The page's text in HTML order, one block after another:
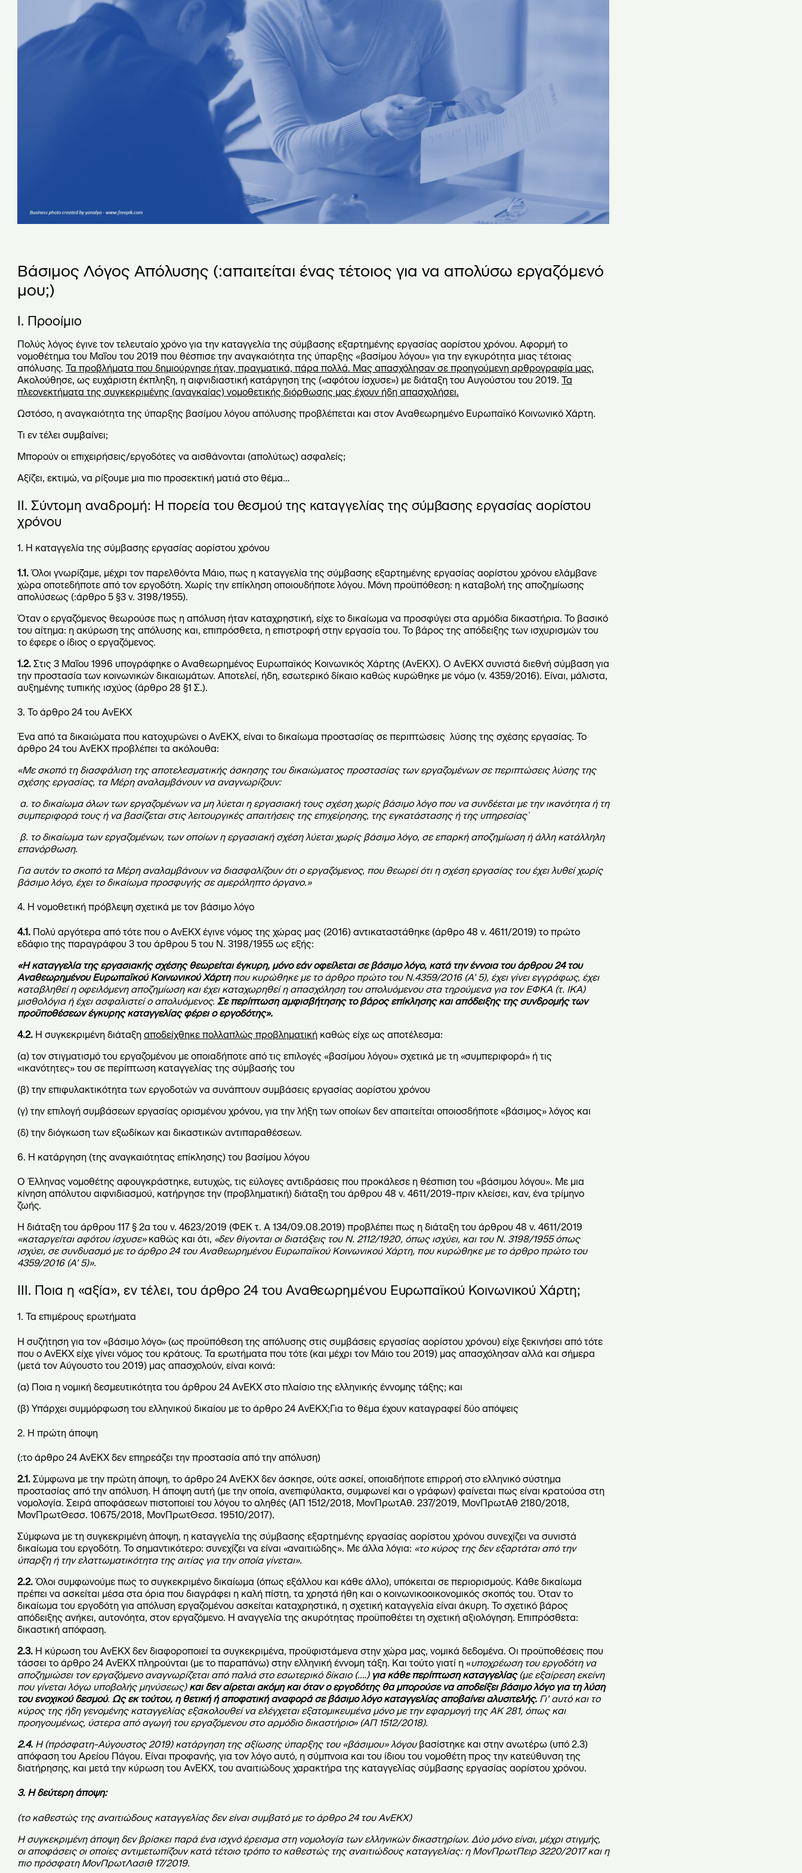
Βάσιμος Λόγος Απόλυσης (:απαιτείται ένας τέτοιος για να απολύσω εργαζόμενό
μου;)
Ι. Προοίμιο
Πολύς λόγος έγινε τον τελευταίο χρόνο για την καταγγελία της σύμβασης εξαρτημένης εργασίας αορίστου χρόνου. Αφορμή το
νομοθέτημα του Μαΐου του 2019 που θέσπισε την αναγκαιότητα της ύπαρξης «βασίμου λόγου» για την εγκυρότητα μιας τέτοιας
απόλυσης. Τα προβλήματα που δημιούργησε ήταν, πραγματικά, πάρα πολλά. Μας απασχόλησαν σε προηγούμενη αρθρογραφία μας.
Ακολούθησε, ως ευχάριστη έκπληξη, η αιφνιδιαστική κατάργηση της («αφότου ίσχυσε») με διάταξη του Αυγούστου του 2019. Τα
πλεονεκτήματα της συγκεκριμένης (αναγκαίας) νομοθετικής διόρθωσης μας έχουν ήδη απασχολήσει.
Ωστόσο, η αναγκαιότητα της ύπαρξης βασίμου λόγου απόλυσης προβλέπεται και στον Αναθεωρημένο Ευρωπαϊκό Κοινωνικό Χάρτη.
Τι εν τέλει συμβαίνει;
Μπορούν οι επιχειρήσεις/εργοδότες να αισθάνονται (απολύτως) ασφαλείς;
Αξίζει, εκτιμώ, να ρίξουμε μια πιο προσεκτική ματιά στο θέμα…
ΙΙ. Σύντομη αναδρομή: Η πορεία του θεσμού της καταγγελίας της σύμβασης εργασίας αορίστου
χρόνου
1. Η καταγγελία της σύμβασης εργασίας αορίστου χρόνου
1.1.Όλοι γνωρίζαμε, μέχρι τον παρελθόντα Μάιο, πως η καταγγελία της σύμβασης εξαρτημένης εργασίας αορίστου χρόνου ελάμβανε
χώρα οποτεδήποτε από τον εργοδότη. Χωρίς την επίκληση οποιουδήποτε λόγου. Μόνη προϋπόθεση: η καταβολή της αποζημίωσης
απολύσεως (:άρθρο 5 §3 ν. 3198/1955).
Όταν ο εργαζόμενος θεωρούσε πως η απόλυση ήταν καταχρηστική, είχε το δικαίωμα να προσφύγει στα αρμόδια δικαστήρια. Το βασικό
του αίτημα: η ακύρωση της απόλυσης και, επιπρόσθετα, η επιστροφή στην εργασία του. Το βάρος της απόδειξης των ισχυρισμών του
το έφερε ο ίδιος ο εργαζόμενος.
1.2. Στις 3 Μαΐου 1996 υπογράφηκε ο Αναθεωρημένος Ευρωπαϊκός Κοινωνικός Χάρτης (ΑνΕΚΧ). Ο ΑνΕΚΧ συνιστά διεθνή σύμβαση για
την προστασία των κοινωνικών δικαιωμάτων. Αποτελεί, ήδη, εσωτερικό δίκαιο καθώς κυρώθηκε με νόμο (ν. 4359/2016). Είναι, μάλιστα,
αυξημένης τυπικής ισχύος (άρθρο 28 §1 Σ.).
3. Το άρθρο 24 του ΑνΕΚΧ
Ένα από τα δικαιώματα που κατοχυρώνει ο ΑνΕΚΧ, είναι το δικαίωμα προστασίας σε περιπτώσεις λύσης της σχέσης εργασίας. Το
άρθρο 24 του ΑνΕΚΧ προβλέπει τα ακόλουθα:
«Με σκοπό τη διασφάλιση της αποτελεσματικής άσκησης του δικαιώματος προστασίας των εργαζομένων σε περιπτώσεις λύσης της
σχέσης εργασίας, τα Μέρη αναλαμβάνουν να αναγνωρίζουν:
α. το δικαίωμα όλων των εργαζομένων να μη λύεται η εργασιακή τους σχέση χωρίς βάσιμο λόγο που να συνδέεται με την ικανότητα ή τη
συμπεριφορά τους ή να βασίζεται στις λειτουργικές απαιτήσεις της επιχείρησης, της εγκατάστασης ή της υπηρεσίας`
β. το δικαίωμα των εργαζομένων, των οποίων η εργασιακή σχέση λύεται χωρίς βάσιμο λόγο, σε επαρκή αποζημίωση ή άλλη κατάλληλη
επανόρθωση.
Για αυτόν το σκοπό τα Μέρη αναλαμβάνουν να διασφαλίζουν ότι ο εργαζόμενος, που θεωρεί ότι η σχέση εργασίας του έχει λυθεί χωρίς
βάσιμο λόγο, έχει το δικαίωμα προσφυγής σε αμερόληπτο όργανο.»
4. Η νομοθετική πρόβλεψη σχετικά με τον βάσιμο λόγο
4.1.Πολύ αργότερα από τότε που ο ΑνΕΚΧ έγινε νόμος της χώρας μας (2016) αντικαταστάθηκε (άρθρο 48 ν. 4611/2019) το πρώτο
εδάφιο της παραγράφου 3 του άρθρου 5 του Ν. 3198/1955 ως εξής:
«Η καταγγελία της εργασιακής σχέσης θεωρείται έγκυρη, μόνο εάν οφείλεται σε βάσιμο λόγο, κατά την έννοια του άρθρου 24 του
Αναθεωρημένου Ευρωπαϊκού Κοινωνικού Χάρτηπου κυρώθηκε με το άρθρο πρώτο του Ν.4359/2016 (Α’ 5), έχει γίνει εγγράφως, έχει
καταβληθεί η οφειλόμενη αποζημίωση και έχει καταχωρηθεί η απασχόληση του απολυόμενου στα τηρούμενα για τον ΕΦΚΑ (τ. ΙΚΑ)
μισθολόγια ή έχει ασφαλιστεί ο απολυόμενος. Σε περίπτωση αμφισβήτησης το βάρος επίκλησης και απόδειξης της συνδρομής των
προϋποθέσεων έγκυρης καταγγελίας φέρει ο εργοδότης».
4.2. Η συγκεκριμένη διάταξη αποδείχθηκε πολλαπλώς προβληματικήκαθώς είχε ως αποτέλεσμα:
(α) τον στιγματισμό του εργαζομένου με οποιαδήποτε από τις επιλογές «βασίμου λόγου» σχετικά με τη «συμπεριφορά» ή τις
«ικανότητες» του σε περίπτωση καταγγελίας της σύμβασής του
(β) την επιφυλακτικότητα των εργοδοτών να συνάπτουν συμβάσεις εργασίας αορίστου χρόνου
(γ) την επιλογή συμβάσεων εργασίας ορισμένου χρόνου, για την λήξη των οποίων δεν απαιτείται οποιοσδήποτε «βάσιμος» λόγος και
(δ) την διόγκωση των εξωδίκων και δικαστικών αντιπαραθέσεων.
6. Η κατάργηση (της αναγκαιότητας επίκλησης) του βασίμου λόγου
Ο Έλληνας νομοθέτης αφουγκράστηκε, ευτυχώς, τις εύλογες αντιδράσεις που προκάλεσε η θέσπιση του «βάσιμου λόγου». Με μια
κίνηση απόλυτου αιφνιδιασμού, κατήργησε την (προβληματική) διάταξη του άρθρου 48 ν. 4611/2019-πριν κλείσει, καν, ένα τρίμηνο
ζωής.
Η διάταξη του άρθρου 117 § 2α του ν. 4623/2019 (ΦΕΚ τ. Α 134/09.08.2019) προβλέπει πως η διάταξη του άρθρου 48 ν. 4611/2019
«καταργείται αφότου ίσχυσε»καθώς και ότι, «δεν θίγονται οι διατάξεις του Ν. 2112/1920, όπως ισχύει, και του Ν. 3198/1955 όπως
ισχύει, σε συνδυασμό με το άρθρο 24 του Αναθεωρημένου Ευρωπαϊκού Κοινωνικού Χάρτη, που κυρώθηκε με το άρθρο πρώτο του
4359/2016 (Α’ 5)».
ΙΙΙ. Ποια η «αξία», εν τέλει, του άρθρο 24 του Αναθεωρημένου Ευρωπαϊκού Κοινωνικού Χάρτη;
1. Τα επιμέρους ερωτήματα
Η συζήτηση για τον «βάσιμο λόγο» (ως προϋπόθεση της απόλυσης στις συμβάσεις εργασίας αορίστου χρόνου) είχε ξεκινήσει από τότε
που ο ΑνΕΚΧ είχε γίνει νόμος του κράτους. Τα ερωτήματα που τότε (και μέχρι τον Μάιο του 2019) μας απασχόλησαν αλλά και σήμερα
(μετά τον Αύγουστο του 2019) μας απασχολούν, είναι κοινά:
(α) Ποια η νομική δεσμευτικότητα του άρθρου 24 ΑνΕΚΧ στο πλαίσιο της ελληνικής έννομης τάξης; και
(β) Υπάρχει συμμόρφωση του ελληνικού δικαίου με το άρθρο 24 ΑνΕΚΧ;Για το θέμα έχουν καταγραφεί δύο απόψεις
2. Η πρώτη άποψη
(:το άρθρο 24 ΑνΕΚΧ δεν επηρεάζει την προστασία από την απόλυση)
2.1.Σύμφωνα με την πρώτη άποψη, το άρθρο 24 ΑνΕΚΧ δεν άσκησε, ούτε ασκεί, οποιαδήποτε επιρροή στο ελληνικό σύστημα
προστασίας από την απόλυση. Η άποψη αυτή (με την οποία, ανεπιφύλακτα, συμφωνεί και ο γράφων) φαίνεται πως είναι κρατούσα στη
νομολογία. Σειρά αποφάσεων πιστοποιεί του λόγου το αληθές (ΑΠ 1512/2018, ΜονΠρωτΑθ. 237/2019, ΜονΠρωτΑθ 2180/2018,
ΜονΠρωτΘεσσ. 10675/2018, ΜονΠρωτΘεσσ. 19510/2017).
Σύμφωνα με τη συγκεκριμένη άποψη, η καταγγελία της σύμβασης εξαρτημένης εργασίας αορίστου χρόνου συνεχίζει να συνιστά
δικαίωμα του εργοδότη. Το σημαντικότερο: συνεχίζει να είναι «αναιτιώδης». Με άλλα λόγια: «το κύρος της δεν εξαρτάται από την
ύπαρξη ή την ελαττωματικότητα της αιτίας για την οποία γίνεται».
2.2.Όλοι συμφωνούμε πως το συγκεκριμένο δικαίωμα (όπως εξάλλου και κάθε άλλο), υπόκειται σε περιορισμούς. Κάθε δικαίωμα
πρέπει να ασκείται μέσα στα όρια που διαγράφει η καλή πίστη, τα χρηστά ήθη και ο κοινωνικοοικονομικός σκοπός του. Όταν το
δικαίωμα του εργοδότη για απόλυση εργαζομένου ασκείται καταχρηστικά, η σχετική καταγγελία είναι άκυρη. Το σχετικό βάρος
απόδειξης ανήκει, αυτονόητα, στον εργαζόμενο. Η αναγγελία της ακυρότητας προϋποθέτει τη σχετική αξιολόγηση. Επιπρόσθετα:
δικαστική απόφαση.
2.3.Η κύρωση του ΑνΕΚΧ δεν διαφοροποιεί τα συγκεκριμένα, προϋφιστάμενα στην χώρα μας, νομικά δεδομένα. Οι προϋποθέσεις που
τάσσει το άρθρο 24 ΑνΕΚΧ πληρούνται (με το παραπάνω) στην ελληνική έννομη τάξη. Και τούτο γιατί η «υποχρέωση του εργοδότη να
αποζημιώσει τον εργαζόμενο αναγνωρίζεται από παλιά στο εσωτερικό δίκαιο (….) για κάθε περίπτωση καταγγελίας(με εξαίρεση εκείνη
που γίνεται λόγω υποβολής μηνύσεως) και δεν αίρεται ακόμη και όταν ο εργοδότης θα μπορούσε να αποδείξει βάσιμο λόγο για τη λύση
του ενοχικού δεσμού. Ως εκ τούτου, η θετική ή αποφατική αναφορά σε βάσιμο λόγο καταγγελίας αποβαίνει αλυσιτελής.Γι’ αυτό και το
κύρος της ήδη γενομένης καταγγελίας εξακολουθεί να ελέγχεται εξατομικευμένα μόνο με την εφαρμογή της ΑΚ 281, όπως και
προηγουμένως, ύστερα από αγωγή του εργαζόμενου στο αρμόδιο δικαστήριο»(ΑΠ 1512/2018).
2.4. Η (πρόσφατη-Αύγουστος 2019) κατάργηση της αξίωσης ύπαρξης του «βάσιμου» λόγου βασίστηκε και στην ανωτέρω (υπό 2.3)
απόφαση του Αρείου Πάγου. Είναι προφανής, για τον λόγο αυτό, η σύμπνοια και του ίδιου του νομοθέτη προς την κατεύθυνση της
διατήρησης, και μετά την κύρωση του ΑνΕΚΧ, του αναιτιώδους χαρακτήρα της καταγγελίας σύμβασης εργασίας αορίστου χρόνου.
3. Η δεύτερη άποψη:
(το καθεστώς της αναιτιώδους καταγγελίας δεν είναι συμβατό με το άρθρο 24 του ΑνΕΚΧ)
Η συγκεκριμένη άποψη δεν βρίσκει παρά ένα ισχνό έρεισμα στη νομολογία των ελληνικών δικαστηρίων. Δύο μόνο είναι, μέχρι στιγμής,
οι αποφάσεις οι οποίες αντιμετωπίζουν κατά τέτοιο τρόπο το καθεστώς της αναιτιώδους καταγγελίας: η ΜονΠρωτΠειρ 3220/2017 και η
πιο πρόσφατη ΜονΠρωτΛασιθ 17/2019.